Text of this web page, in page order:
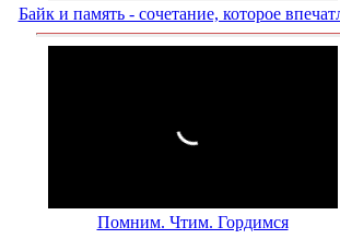
Байк и память - сочетание, которое
Помним. Чтим. Гордимся